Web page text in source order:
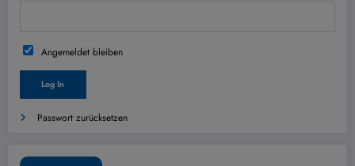
Angemeldet bleiben
Passwort zurücksetzen